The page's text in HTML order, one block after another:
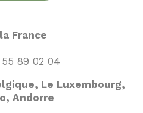
France
89 02 04
Le Luxembourg,
Andorre